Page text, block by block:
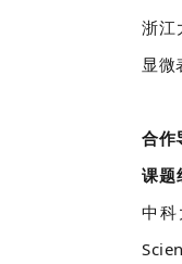
浙江
显微
合作
课题
中